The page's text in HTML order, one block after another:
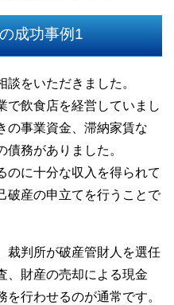
成功事例1
談をいただきました。
で飲食店を経営していまし
の事業資金、滞納家賃な
務がありました。
のに十分な収入を得られて
破産の申立てを行うことで
裁判所が破産管財人を選任
、財産の売却による現金
行わせるのが通常です。